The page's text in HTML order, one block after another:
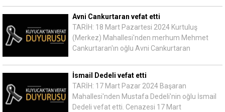
Avni Cankurtaran vefat etti
TARİH: 18 Mart Pazartesi 2024 Kurtuluş
(Merkez) Mahallesi'nden merhum Mehmet
Cankurtaran'ın oğlu Avni Cankurtaran
İsmail Dedeli vefat etti
TARİH: 17 Mart Pazar 2024 Başaran
Mahallesi'nden Mustafa Dedeli'nin oğlu İsmail
Dedeli vefat etti. Cenazesi 17 Mart